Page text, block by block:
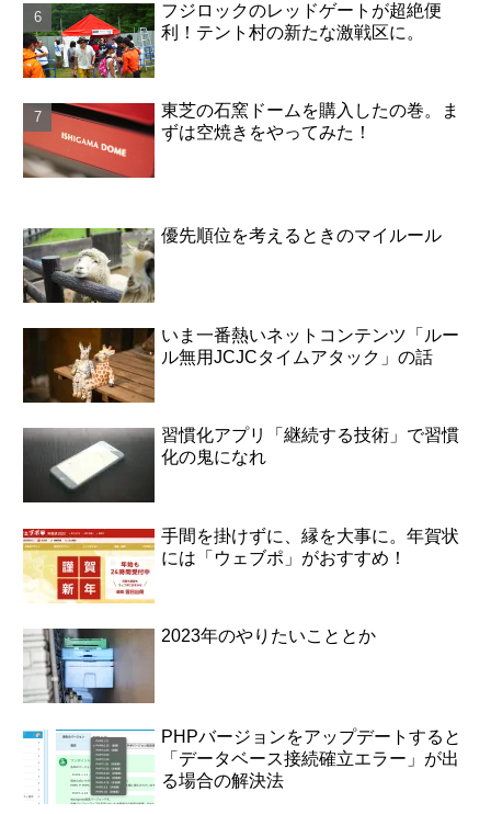
フジロックのレッドゲートが超絶便
利！テント村の新たな激戦区に。
東芝の石窯ドームを購入したの巻。ま
ずは空焼きをやってみた！
優先順位を考えるときのマイルール
いま一番熱いネットコンテンツ「ルー
ル無用JCJCタイムアタック」の話
習慣化アプリ「継続する技術」で習慣
化の鬼になれ
手間を掛けずに、縁を大事に。年賀状
には「ウェブポ」がおすすめ！
2023年のやりたいこととか
PHPバージョンをアップデートすると
「データベース接続確立エラー」が出
る場合の解決法